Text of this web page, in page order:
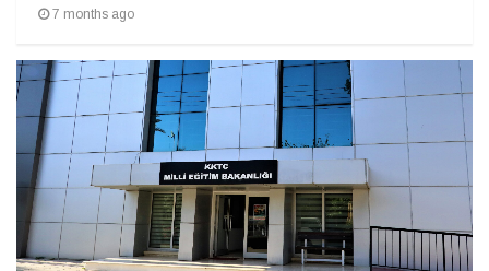
7 months ago